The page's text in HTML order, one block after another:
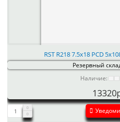
RST R218 7.5x18 PCD
Резервный
Наличие: